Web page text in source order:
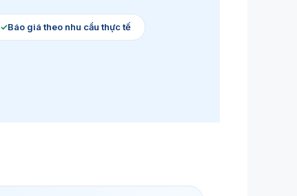
✓Báo giá theo nhu cầu thực tế